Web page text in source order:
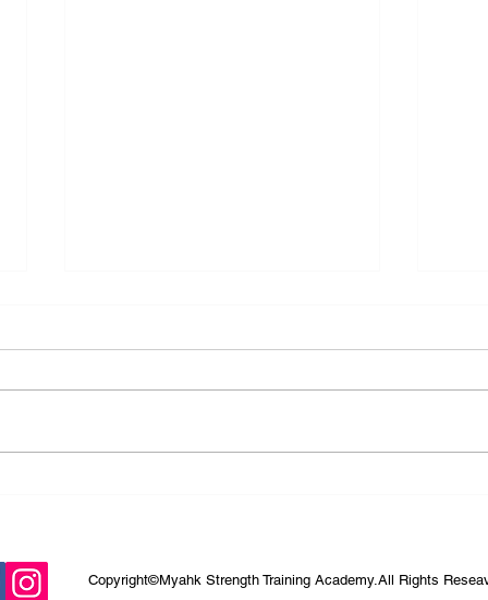
Copyright©️Myahk Strength Training Academy.All Rights